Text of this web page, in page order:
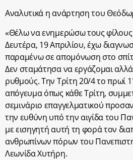
Αναλυτικά η ανάρτηση του
«Θέλω να ενημερώσω τους
Δευτέρα, 19 Απριλίου, έχω
παραμένω σε απομόνωση στο
Δεν σταμάτησα να εργάζομαι
ρυθμούς. Την Τρίτη 20/4 το πρωί
απόγευμα όπως κάθε Τρίτη,
σεμινάριο επαγγελματικού
την ευθύνη υπό την αιγίδα του
με εισηγητή αυτή τη φορά τον
ανθρωπίνων πόρων του
Λεωνίδα Χυτήρη.